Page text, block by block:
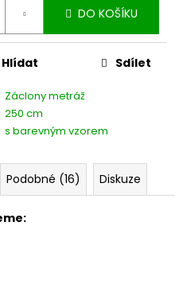
DO KOŠÍKU
Záclony metráž
250 cm
s barevným vzorem
Hlídat Sdílet
Podobné (16) Diskuze